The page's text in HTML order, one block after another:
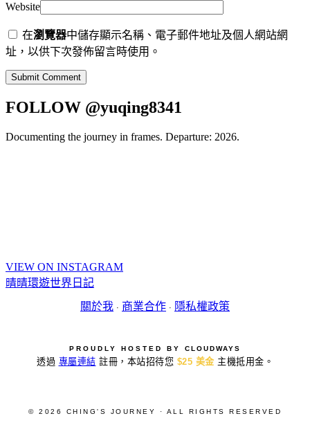
Website
在瀏覽器中儲存顯示名稱、電子郵件地址及個人網站網
址，以供下次發佈留言時使用。
Submit Comment
FOLLOW @yuqing8341
Documenting the journey in frames. Departure: 2026.
VIEW ON INSTAGRAM
晴晴環遊世界日記
關於我 · 商業合作 · 隱私權政策
PROUDLY HOSTED BY CLOUDWAYS
透過 專屬連結 註冊，本站招待您 $25 美金主機抵用金。
© 2026 CHING'S JOURNEY · ALL RIGHTS RESERVED